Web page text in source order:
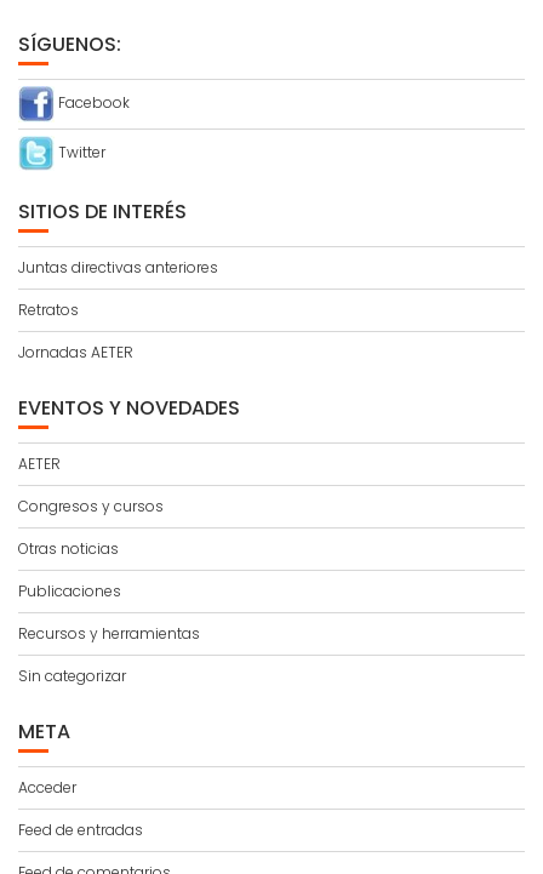
SÍGUENOS:
Facebook
Twitter
SITIOS DE INTERÉS
Juntas directivas anteriores
Retratos
Jornadas AETER
EVENTOS Y NOVEDADES
AETER
Congresos y cursos
Otras noticias
Publicaciones
Recursos y herramientas
Sin categorizar
META
Acceder
Feed de entradas